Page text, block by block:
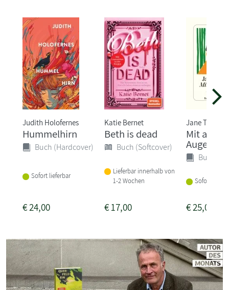
Judith Holofernes
Hummelhirn
Buch (Hardcover)
Sofort lieferbar
€24,00
Katie Bernet
Beth is dead
Buch (Softcover)
Lieferbar innerhalb von
1-2 Wochen
€17,00
Jane Tara
Mit
Augen
Buch
Sofort
€25,00